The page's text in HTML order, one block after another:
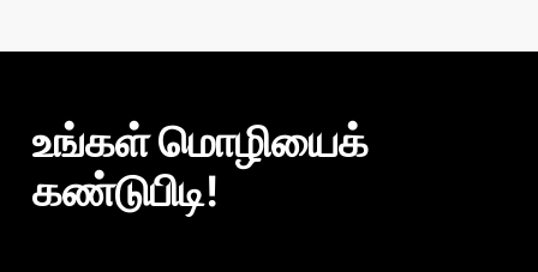
உங்கள் மொழியைக்
கண்டுபிடி!